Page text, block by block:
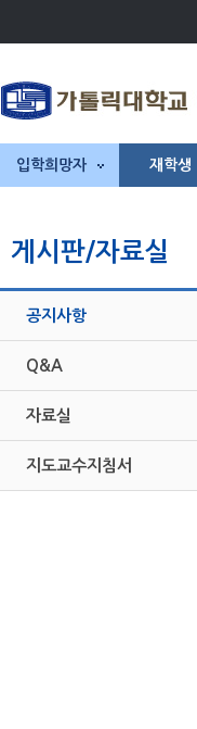
입학희망자 재학생
게시판/자료실
공지사항
Q&A
자료실
지도교수지침서